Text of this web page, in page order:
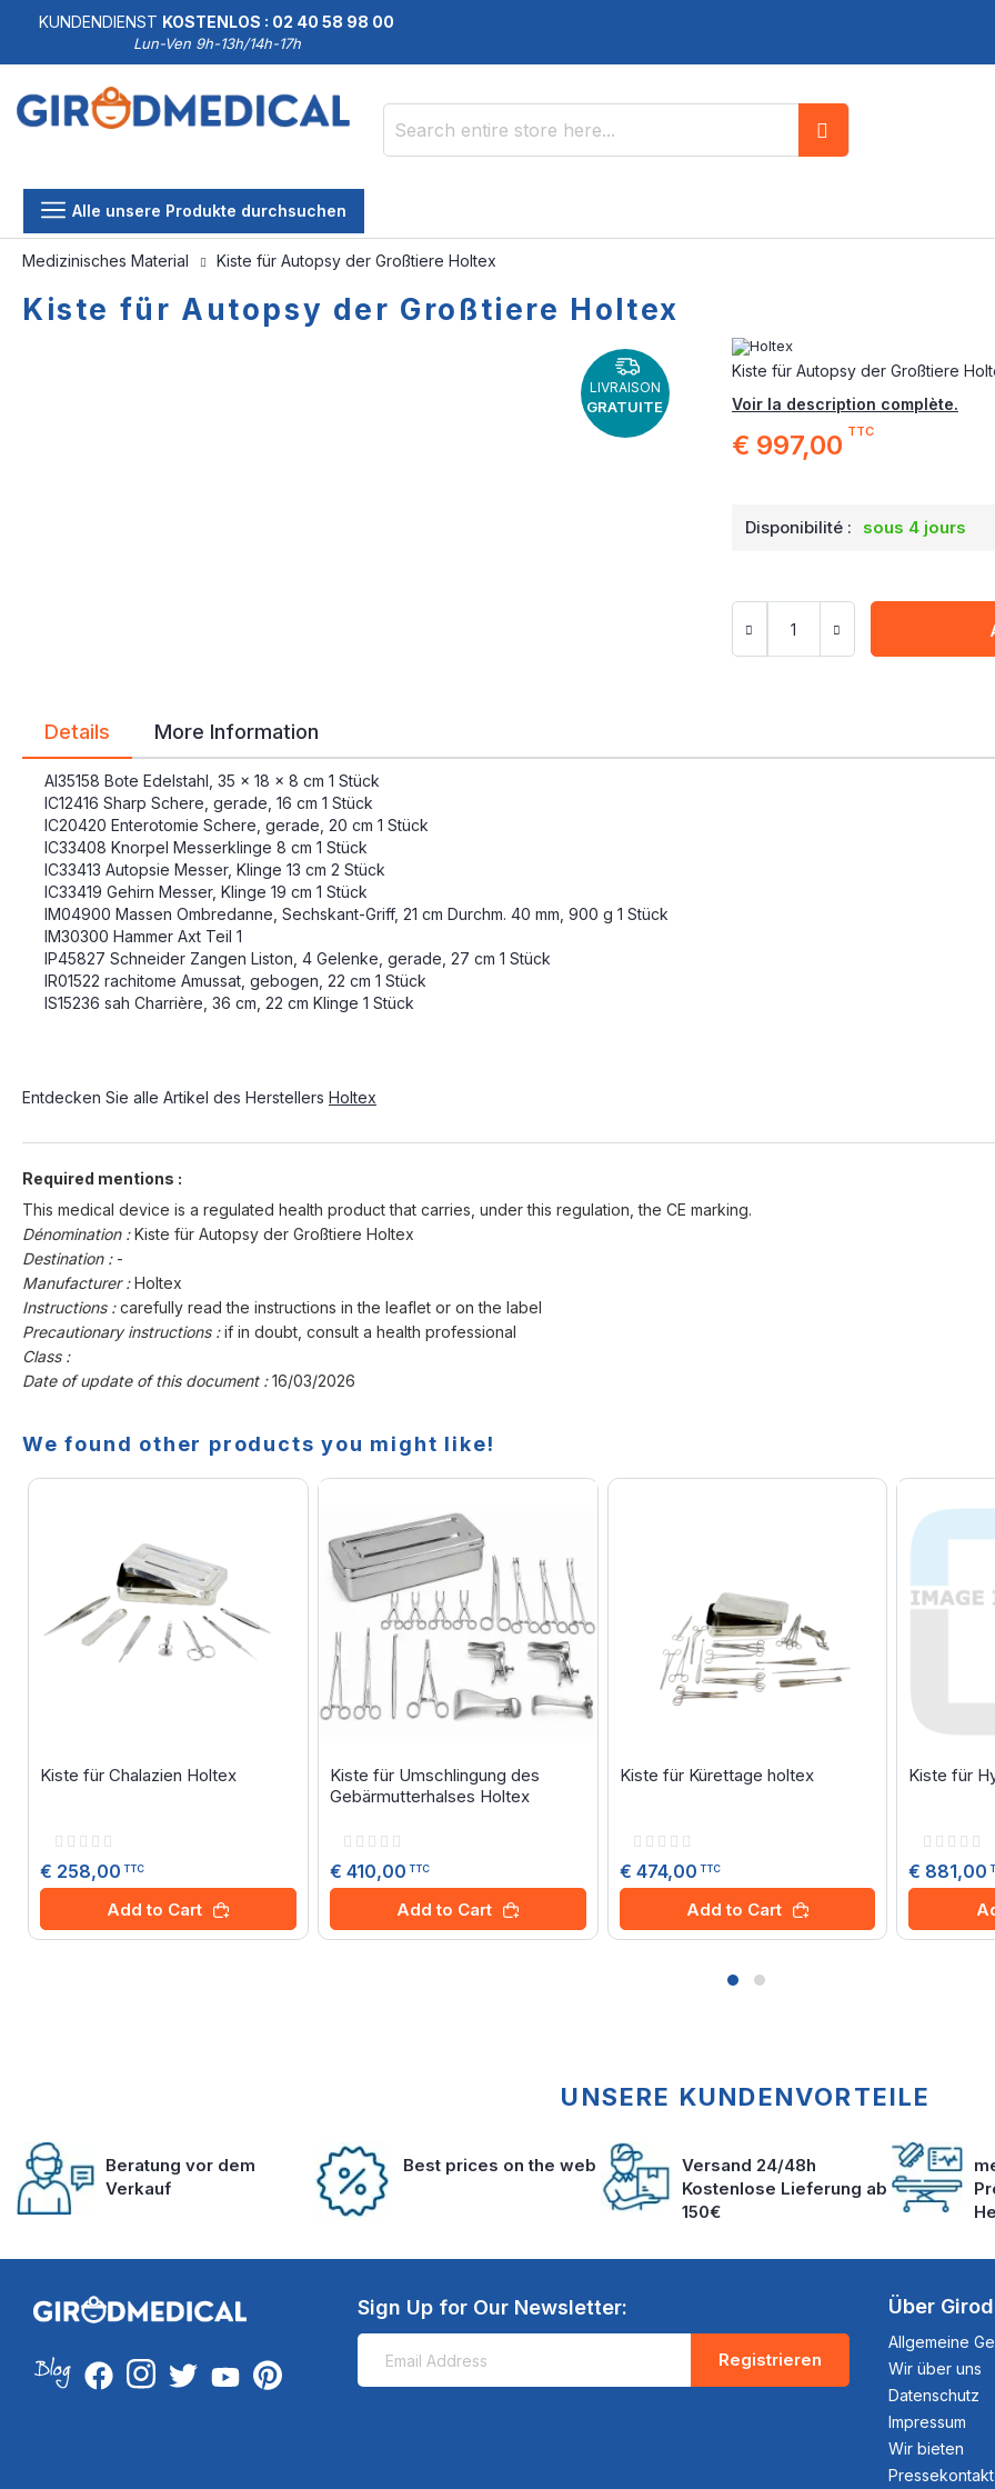
KUNDENDIENST KOSTENLOS : 02 40 58 98 00
Lun-Ven 9h-13h/14h-17h
Alle unsere Produkte durchsuchen
Medizinisches Material Kiste für Autopsy der Großtiere Holtex
Kiste für Autopsy der Großtiere Holtex
Kiste für Autopsy der Großtiere
Voir la description complète.
€ 997,00 TTC
Disponibilité : sous 4 jours
LIVRAISON
GRATUITE
Details
AI35158 Bote Edelstahl, 35 x 18 x 8 cm 1 Stück
IC12416 Sharp Schere, gerade, 16 cm 1 Stück
IC20420 Enterotomie Schere, gerade, 20 cm 1 Stück
IC33408 Knorpel Messerklinge 8 cm 1 Stück
IC33413 Autopsie Messer, Klinge 13 cm 2 Stück
IC33419 Gehirn Messer, Klinge 19 cm 1 Stück
IM04900 Massen Ombredanne, Sechskant-Griff, 21 cm Durchm. 40 mm, 900 g 1 Stück
IM30300 Hammer Axt Teil 1
IP45827 Schneider Zangen Liston, 4 Gelenke, gerade, 27 cm 1 Stück
IR01522 rachitome Amussat, gebogen, 22 cm 1 Stück
IS15236 sah Charrière, 36 cm, 22 cm Klinge 1 Stück
More Information
Entdecken Sie alle Artikel des Herstellers Holtex
Required mentions :
This medical device is a regulated health product that carries, under this regulation, the CE marking.
Dénomination :Kiste für Autopsy der Großtiere Holtex
Destination : -
Manufacturer :Holtex
Instructions :carefully read the instructions in the leaflet or on the label
Precautionary instructions :if in doubt, consult a health professional
Class :
Date of update of this document :16/03/2026
We found other products you might like!
Kiste für Chalazien Holtex
Rating:
€ 258,00 TTC
Add to Cart
Kiste für Umschlingung des
Gebärmutterhalses Holtex
Rating:
€ 410,00 TTC
Add to Cart
Kiste für Kürettage holtex
Rating:
€ 474,00 TTC
Add to Cart
Kiste für
Rating:
€ 881,00
UNSERE KUNDENVORTEILE
Beratung vor dem
Verkauf
Best prices on the web
Versand 24/48h
Kostenlose Lieferung ab
150€
Sign Up for Our Newsletter:
Registrieren
Über
Allgemeine
Wir über uns
Datenschutz
Impressum
Wir bieten
Pressekontakt